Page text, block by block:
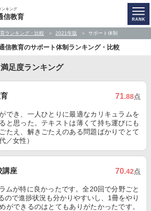
ンキング
信教育
ランキング・比較 2021年版 サポート体制
信教育のサポート体制ランキング・比較
足度ランキング
71.88点
でき、一人ひとりに最適なカリキュラムを
と思った。テキストは薄くて持ち運びにも
たえ、解きごたえのある問題ばかりでとて
／女性）
講座 70.42点
ムが特に良かったです。全20回で分野ごと
ので進捗状況も分かりやすいし、1冊をやり
ができるのはとてもありがたかったです。